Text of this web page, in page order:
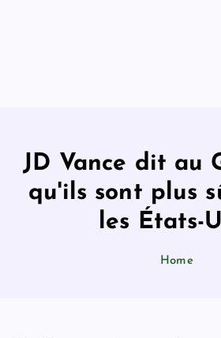
JD Vance dit au
qu'ils sont plus
les États-
Home